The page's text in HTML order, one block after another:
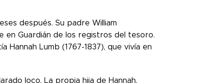
después. Su padre William
Guardián de los registros del tesoro.
Hannah Lumb (1767-1837), que vivía en
loco. La propia hija de Hannah,